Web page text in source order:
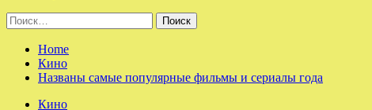
Найти:
Home
Кино
Названы самые популярные фильмы и сериалы года
Кино